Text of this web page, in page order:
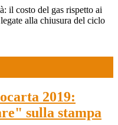
il costo del gas rispetto ai
alla chiusura del ciclo
2019:
sulla stampa